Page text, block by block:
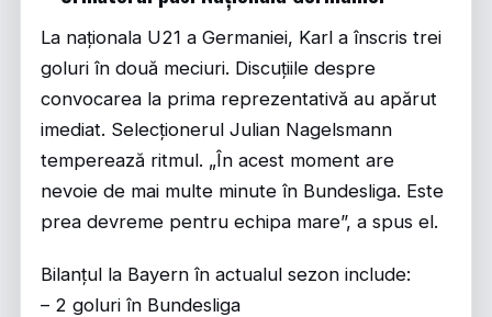
La naționala U21 a Germaniei, Karl a înscris trei
goluri în două meciuri. Discuțiile despre
convocarea la prima reprezentativă au apărut
imediat. Selecționerul Julian Nagelsmann
temperează ritmul. „În acest moment are
nevoie de mai multe minute în Bundesliga. Este
prea devreme pentru echipa mare”, a spus el.
Bilanțul la Bayern în actualul sezon include:
– 2 goluri în Bundesliga